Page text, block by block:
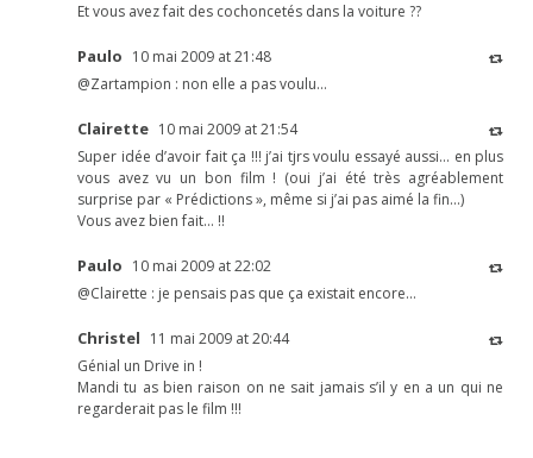
Et vous avez fait des cochoncetés dans la voiture ??
Paulo 10 mai 2009 at 21:48
@Zartampion : non elle a pas voulu…
Clairette 10 mai 2009 at 21:54
Super idée d’avoir fait ça !!! j’ai tjrs voulu essayé aussi… en plus
vous avez vu un bon film ! (oui j’ai été très agréablement
surprise par « Prédictions », même si j’ai pas aimé la fin…)
Vous avez bien fait… !!
Paulo 10 mai 2009 at 22:02
@Clairette : je pensais pas que ça existait encore…
Christel 11 mai 2009 at 20:44
Génial un Drive in !
Mandi tu as bien raison on ne sait jamais s’il y en a un qui ne
regarderait pas le film !!!